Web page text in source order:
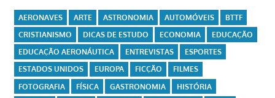
AERONAVES ARTE ASTRONOMIA AUTOMÓVEIS
BTTF
CRISTIANISMO
DICAS DE ESTUDO ECONOMIA
EDUCAÇÃO
EDUCAÇÃO AERONÁUTICA
ENTREVISTAS
ESPORTES
ESTADOS UNIDOS
EUROPA FICÇÃO
FILMES
FOTOGRAFIA
FÍSICA GASTRONOMIA
HISTÓRIA